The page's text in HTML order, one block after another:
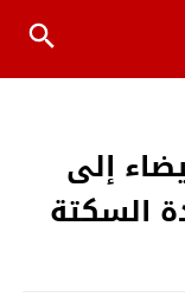
إلى
السكتة